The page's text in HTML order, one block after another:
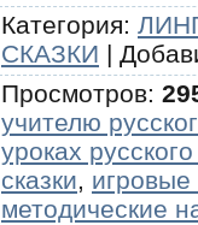
Категория:
СКАЗКИ |
Просмотров:
учителю
уроках
сказки,
методические